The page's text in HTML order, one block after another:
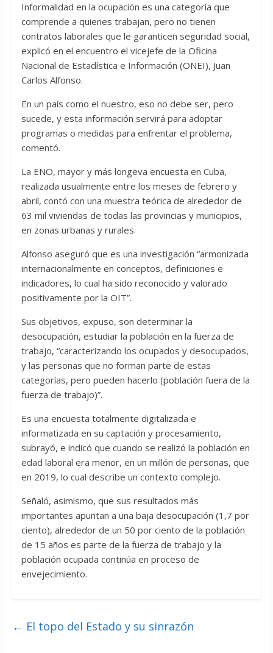
Informalidad en la ocupación es una categoría que
comprende a quienes trabajan, pero no tienen
contratos laborales que le garanticen seguridad social,
explicó en el encuentro el vicejefe de la Oficina
Nacional de Estadística e Información (ONEI), Juan
Carlos Alfonso.
En un país como el nuestro, eso no debe ser, pero
sucede, y esta información servirá para adoptar
programas o medidas para enfrentar el problema,
comentó.
La ENO, mayor y más longeva encuesta en Cuba,
realizada usualmente entre los meses de febrero y
abril, contó con una muestra teórica de alrededor de
63 mil viviendas de todas las provincias y municipios,
en zonas urbanas y rurales.
Alfonso aseguró que es una investigación “armonizada
internacionalmente en conceptos, definiciones e
indicadores, lo cual ha sido reconocido y valorado
positivamente por la OIT”.
Sus objetivos, expuso, son determinar la
desocupación, estudiar la población en la fuerza de
trabajo, “caracterizando los ocupados y desocupados,
y las personas que no forman parte de estas
categorías, pero pueden hacerlo (población fuera de la
fuerza de trabajo)”.
Es una encuesta totalmente digitalizada e
informatizada en su captación y procesamiento,
subrayó, e indicó que cuando se realizó la población en
edad laboral era menor, en un millón de personas, que
en 2019, lo cual describe un contexto complejo.
Señaló, asimismo, que sus resultados más
importantes apuntan a una baja desocupación (1,7 por
ciento), alrededor de un 50 por ciento de la población
de 15 años es parte de la fuerza de trabajo y la
población ocupada continúa en proceso de
envejecimiento.
← El topo del Estado y su sinrazón